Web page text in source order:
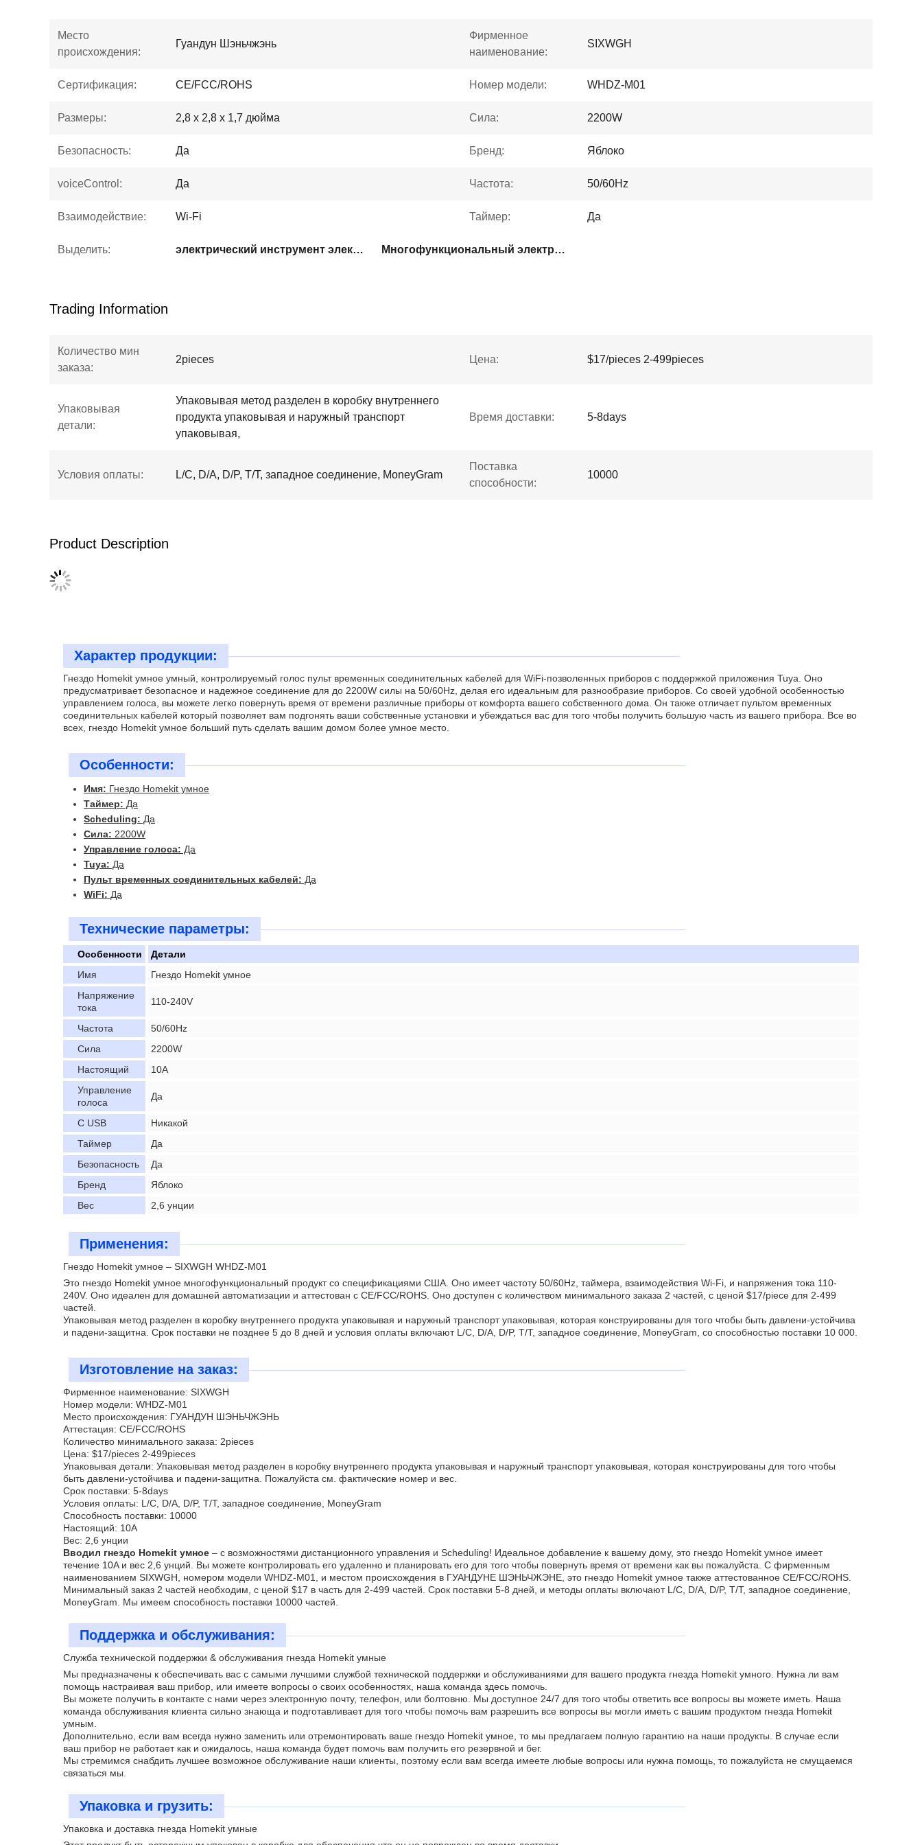
Место
происхождения:
Гуандун Шэньчжэнь
Фирменное
наименование:
SIXWGH
Сертификация: CE/FCC/ROHS Номер модели: WHDZ-M01
Размеры: 2,8 x 2,8 x 1,7 дюйма Сила: 2200W
Безопасность: Да Бренд: Яблоко
voiceControl: Да Частота: 50/60Hz
Взаимодействие: Wi-Fi Таймер: Да
Выделить: электрический инструмент электричества 2200W Многофункциональный электрический инструмент электричества
Trading Information
Количество мин
заказа:
2pieces Цена: $17/pieces 2-499pieces
Упаковывая
детали:
Упаковывая метод разделен в коробку внутреннего
продукта упаковывая и наружный транспорт
упаковывая,
Время доставки: 5-8days
Условия оплаты: L/C, D/A, D/P, T/T, западное соединение, MoneyGram
Поставка
способности:
10000
Product Description
Характер продукции:
Гнездо Homekit умное умный, контролируемый голос пульт временных соединительных кабелей для WiFi-позволенных приборов с поддержкой приложения Tuya. Оно
предусматривает безопасное и надежное соединение для до 2200W силы на 50/60Hz, делая его идеальным для разнообразие приборов. Со своей удобной особенностью
управлением голоса, вы можете легко повернуть время от времени различные приборы от комфорта вашего собственного дома. Он также отличает пультом временных
соединительных кабелей который позволяет вам подгонять ваши собственные установки и убеждаться вас для того чтобы получить большую часть из вашего прибора. Все во
всех, гнездо Homekit умное больший путь сделать вашим домом более умное место.
Особенности:
Имя: Гнездо Homekit умное
Таймер: Да
Scheduling: Да
Сила: 2200W
Управление голоса: Да
Tuya: Да
Пульт временных соединительных кабелей: Да
WiFi: Да
Технические параметры:
Особенности
Детали
Имя
Гнездо Homekit умное
Напряжение
тока
110-240V
Частота
50/60Hz
Сила
2200W
Настоящий
10A
Управление
голоса
Да
С USB
Никакой
Таймер
Да
Безопасность
Да
Бренд
Яблоко
Вес
2,6 унции
Применения:
Гнездо Homekit умное – SIXWGH WHDZ-M01
Это гнездо Homekit умное многофункциональный продукт со спецификациями США. Оно имеет частоту 50/60Hz, таймера, взаимодействия Wi-Fi, и напряжения тока 110-
240V. Оно идеален для домашней автоматизации и аттестован с CE/FCC/ROHS. Оно доступен с количеством минимального заказа 2 частей, с ценой $17/piece для 2-499
частей.
Упаковывая метод разделен в коробку внутреннего продукта упаковывая и наружный транспорт упаковывая, которая конструированы для того чтобы быть давлени-устойчива
и падени-защитна. Срок поставки не позднее 5 до 8 дней и условия оплаты включают L/C, D/A, D/P, T/T, западное соединение, MoneyGram, со способностью поставки 10 000.
Изготовление на заказ:
Фирменное наименование: SIXWGH
Номер модели: WHDZ-M01
Место происхождения: ГУАНДУН ШЭНЬЧЖЭНЬ
Аттестация: CE/FCC/ROHS
Количество минимального заказа: 2pieces
Цена: $17/pieces 2-499pieces
Упаковывая детали: Упаковывая метод разделен в коробку внутреннего продукта упаковывая и наружный транспорт упаковывая, которая конструированы для того чтобы
быть давлени-устойчива и падени-защитна. Пожалуйста см. фактические номер и вес.
Срок поставки: 5-8days
Условия оплаты: L/C, D/A, D/P, T/T, западное соединение, MoneyGram
Способность поставки: 10000
Настоящий: 10A
Вес: 2,6 унции
Вводил гнездо Homekit умное – с возможностями дистанционного управления и Scheduling! Идеальное добавление к вашему дому, это гнездо Homekit умное имеет
течение 10A и вес 2,6 унций. Вы можете контролировать его удаленно и планировать его для того чтобы повернуть время от времени как вы пожалуйста. С фирменным
наименованием SIXWGH, номером модели WHDZ-M01, и местом происхождения в ГУАНДУНЕ ШЭНЬЧЖЭНЕ, это гнездо Homekit умное также аттестованное CE/FCC/ROHS.
Минимальный заказ 2 частей необходим, с ценой $17 в часть для 2-499 частей. Срок поставки 5-8 дней, и методы оплаты включают L/C, D/A, D/P, T/T, западное соединение,
MoneyGram. Мы имеем способность поставки 10000 частей.
Поддержка и обслуживания:
Служба технической поддержки & обслуживания гнезда Homekit умные
Мы предназначены к обеспечивать вас с самыми лучшими службой технической поддержки и обслуживаниями для вашего продукта гнезда Homekit умного. Нужна ли вам
помощь настраивая ваш прибор, или имеете вопросы о своих особенностях, наша команда здесь помочь.
Вы можете получить в контакте с нами через электронную почту, телефон, или болтовню. Мы доступное 24/7 для того чтобы ответить все вопросы вы можете иметь. Наша
команда обслуживания клиента сильно знающа и подготавливает для того чтобы помочь вам разрешить все вопросы вы могли иметь с вашим продуктом гнезда Homekit
умным.
Дополнительно, если вам всегда нужно заменить или отремонтировать ваше гнездо Homekit умное, то мы предлагаем полную гарантию на наши продукты. В случае если
ваш прибор не работает как и ожидалось, наша команда будет помочь вам получить его резервной и бег.
Мы стремимся снабдить лучшее возможное обслуживание наши клиенты, поэтому если вам всегда имеете любые вопросы или нужна помощь, то пожалуйста не смущаемся
связаться мы.
Упаковка и грузить:
Упаковка и доставка гнезда Homekit умные